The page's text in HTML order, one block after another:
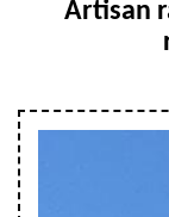
Artisan